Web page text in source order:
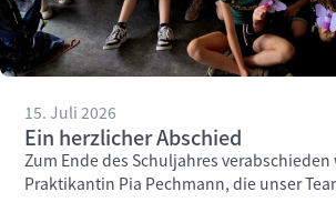
15. Juli 2026
Ein herzlicher Abschied
Zum Ende des Schuljahres verabschieden
Praktikantin Pia Pechmann, die unser